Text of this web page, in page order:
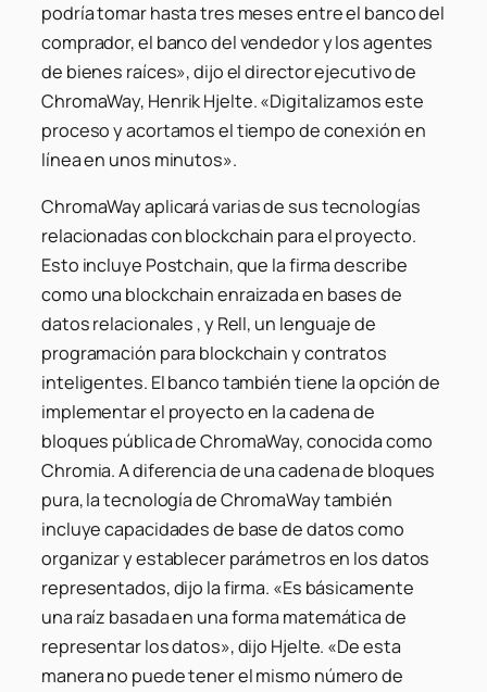
podría tomar hasta tres meses entre el banco del
comprador, el banco del vendedor y los agentes
de bienes raíces», dijo el director ejecutivo de
ChromaWay, Henrik Hjelte. «Digitalizamos este
proceso y acortamos el tiempo de conexión en
línea en unos minutos».
ChromaWay aplicará varias de sus tecnologías
relacionadas con blockchain para el proyecto.
Esto incluye Postchain, que la firma describe
como una blockchain enraizada en bases de
datos relacionales , y Rell, un lenguaje de
programación para blockchain y contratos
inteligentes. El banco también tiene la opción de
implementar el proyecto en la cadena de
bloques pública de ChromaWay, conocida como
Chromia. A diferencia de una cadena de bloques
pura, la tecnología de ChromaWay también
incluye capacidades de base de datos como
organizar y establecer parámetros en los datos
representados, dijo la firma. «Es básicamente
una raíz basada en una forma matemática de
representar los datos», dijo Hjelte. «De esta
manera no puede tener el mismo número de